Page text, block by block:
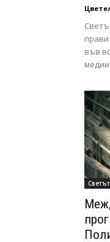
във